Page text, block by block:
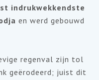
indrukwekkendste
en werd gebouwd
regenval zijn tol
geërodeerd; juist dit